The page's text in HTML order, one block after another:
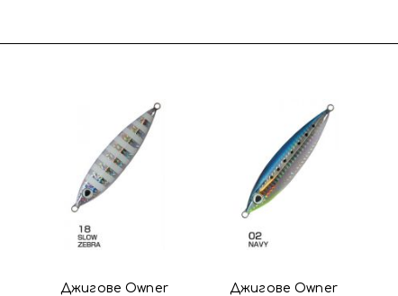
Джигове Owner
Джигове Owner